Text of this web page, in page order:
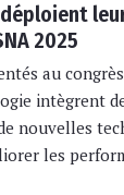
2025
au
intègrent
nouvelles
les